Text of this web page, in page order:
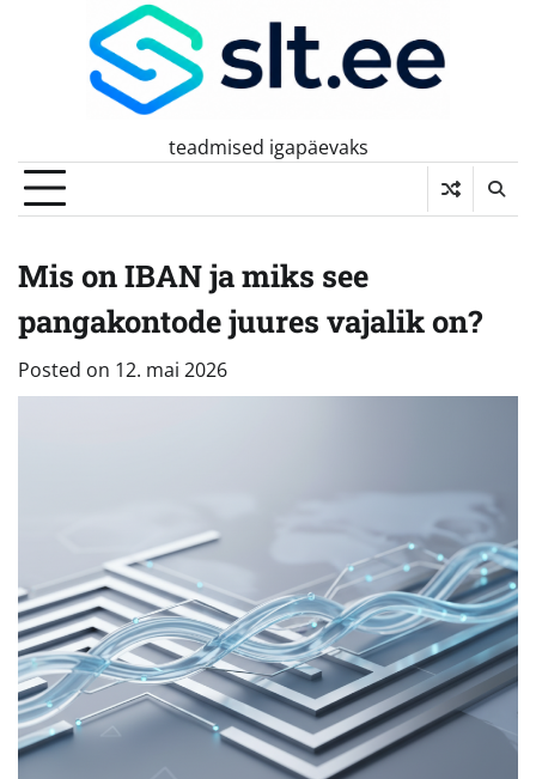
teadmised igapäevaks
Mis on IBAN ja miks see
pangakontode juures vajalik on?
Posted on 12. mai 2026